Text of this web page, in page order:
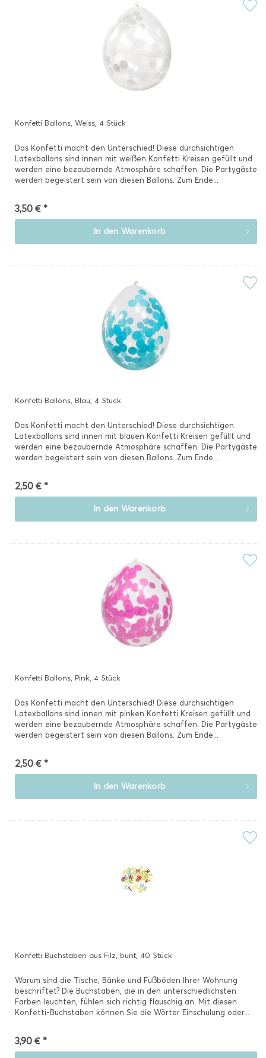
Konfetti Ballons, Weiss, 4 Stück
Das Konfetti macht den Unterschied! Diese durchsichtigen
Latexballons sind innen mit weißen Konfetti Kreisen gefüllt und
werden eine bezaubernde Atmosphäre schaffen. Die Partygäste
werden begeistert sein von diesen Ballons. Zum Ende...
3,50 € *
In den Warenkorb
Konfetti Ballons, Blau, 4 Stück
Das Konfetti macht den Unterschied! Diese durchsichtigen
Latexballons sind innen mit blauen Konfetti Kreisen gefüllt und
werden eine bezaubernde Atmosphäre schaffen. Die Partygäste
werden begeistert sein von diesen Ballons. Zum Ende...
2,50 € *
In den Warenkorb
Konfetti Ballons, Pink, 4 Stück
Das Konfetti macht den Unterschied! Diese durchsichtigen
Latexballons sind innen mit pinken Konfetti Kreisen gefüllt und
werden eine bezaubernde Atmosphäre schaffen. Die Partygäste
werden begeistert sein von diesen Ballons. Zum Ende...
2,50 € *
In den Warenkorb
Konfetti Buchstaben aus Filz, bunt, 40 Stück
Warum sind die Tische, Bänke und Fußböden Ihrer Wohnung
beschriftet? Die Buchstaben, die in den unterschiedlichsten
Farben leuchten, fühlen sich richtig flauschig an. Mit diesen
Konfetti-Buchstaben können Sie die Wörter Einschulung oder...
3,90 € *